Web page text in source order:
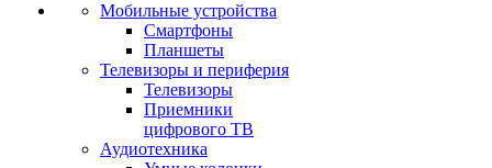
Мобильные устройства
Смартфоны
Планшеты
Телевизоры и периферия
Телевизоры
Приемники
цифрового ТВ
Аудиотехника